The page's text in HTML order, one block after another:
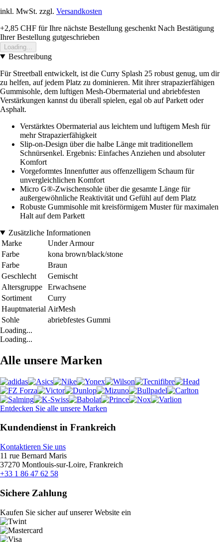
inkl. MwSt. zzgl. Versandkosten
+2,85 CHF für Ihre nächste Bestellung geschenkt Nach Bestätigung
Ihrer Bestellung gutgeschrieben
Loading...
Beschreibung
Für Streetball entwickelt, ist die Curry Splash 25 robust genug, um dir
zu helfen, auf jedem Platz zu dominieren. Mit ihrer strapazierfähigen
Gummisohle, dem luftigen Mesh-Obermaterial und abriebfesten
Verstärkungen kannst du überall spielen, egal ob auf Parkett oder
Asphalt.
Verstärktes Obermaterial aus leichtem und luftigem Mesh für
mehr Strapazierfähigkeit
Slip-on-Design über die halbe Länge mit traditionellem
Schnürsenkel. Ergebnis: Einfaches Anziehen und absoluter
Komfort
Vorgeformtes Innenfutter aus offenzelligem Schaum für
unvergleichlichen Komfort
Micro G®-Zwischensohle über die gesamte Länge für
außergewöhnliche Reaktivität und Gefühl auf dem Platz
Robuste Gummisohle mit kreisförmigem Muster für maximalen
Halt auf dem Parkett
Zusätzliche Informationen
Marke
Under Armour
Farbe
kona brown/black/stone
Farbe
Braun
Geschlecht
Gemischt
Altersgruppe
Erwachsene
Sortiment
Curry
Hauptmaterial AirMesh
Sohle
abriebfestes Gummi
Loading...
Loading...
Alle unsere Marken
Entdecken Sie alle unsere Marken
Kundendienst in Frankreich
Kontaktieren Sie uns
11 rue Bernard Maris
37270 Montlouis-sur-Loire, Frankreich
+33 1 86 47 62 58
Sichere Zahlung
Kaufen Sie sicher auf unserer Website ein